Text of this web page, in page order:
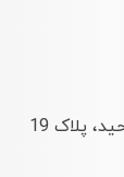
پلاک 19